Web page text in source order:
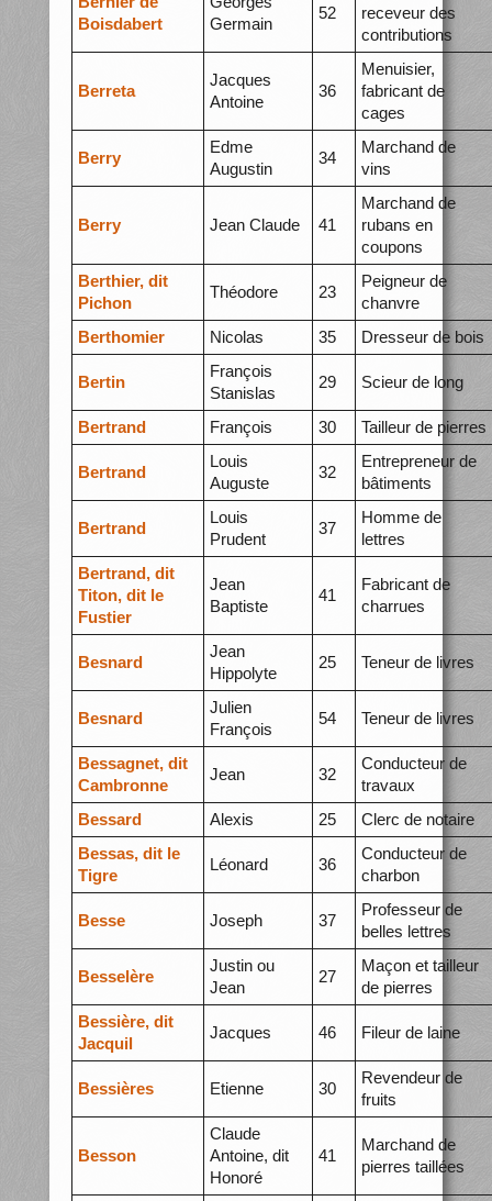
Boisdabert
Germain
52
receveur des
contributions
Berreta
Jacques
Antoine
36
Menuisier,
fabricant de
cages
Berry
Edme
Augustin
34
Marchand de
vins
Berry Jean Claude 41
Marchand de
rubans en
coupons
Berthier, dit
Pichon
Théodore 23
Peigneur de
chanvre
Berthomier
Nicolas 35 Dresseur de bois
Bertin
François
Stanislas
29 Scieur de long
Bertrand François 30 Tailleur de pierres
Bertrand
Louis
Auguste
32
Entrepreneur de
bâtiments
Bertrand
Louis
Prudent
37
Homme de
lettres
Bertrand, dit
Titon, dit le
Fustier
Jean
Baptiste
41
Fabricant de
charrues
Besnard
Jean
Hippolyte
25 Teneur de livres
Besnard
Julien
François
54 Teneur de livres
Bessagnet, dit
Cambronne
Jean 32
Conducteur de
travaux
Bessard
Alexis 25
Clerc de notaire
Bessas, dit le
Tigre
Léonard 36
Conducteur de
charbon
Besse Joseph 37
Professeur de
belles lettres
Besselère
Justin ou
Jean
27
Maçon et tailleur
de pierres
Bessière, dit
Jacquil
Jacques 46 Fileur de laine
Bessières Etienne 30
Revendeur de
fruits
Besson
Claude
Antoine, dit
Honoré
41
Marchand de
pierres taillées